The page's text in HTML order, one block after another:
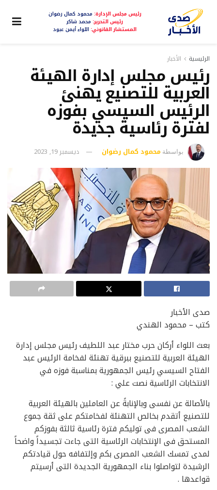
رئيس مجلس الإدارة: محمود كمال رضوان
رئيس التحرير: محمد شاكر
المستشار القانوني: اللواء أيمن عبود
الرئيسية الأخبار
رئيس مجلس إدارة الهيئة
العربية للتصنيع يهنئ
الرئيس السيسي بفوزه
لفترة رئاسية جديدة
بواسطة محمود كمال رضوان ديسمبر 19, 2023
صدى الأخبار
كتب – محمود الهندي
بعث اللواء أركان حرب مختار عبد اللطيف رئيس مجلس إدارة
الهيئة العربية للتصنيع ببرقية تهنئة لفخامة الرئيس عبد
الفتاح السيسي رئيس الجمهورية بمناسبة فوزه في
الانتخابات الرئاسية نصت علي :
بالأصالة عن نفسى وبالإنابةً عن العاملين بالهيئة العربية
للتصنيع أتقدم بخالص التهنئة لفخامتكم على ثقة جموع
الشعب المصرى فى توليكم فترة رئاسية ثالثة بفوزكم
المستحق فى الإنتخابات الرئاسية التى جاءت تجسيداً واضحاً
لمدى تمسك الشعب المصرى بكم وإلتفافه حول قيادتكم
الرشيدة لتواصلوا بناء الجمهورية الجديدة التى أرسيتم
قواعدها .